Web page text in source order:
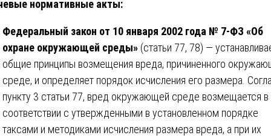
нормативные акты:
Федеральный закон от 10 января 2002 года № 7-ФЗ «Об
охране окружающей среды» (статьи 77, 78) —
общие принципы возмещения вреда, причиненного
среде, и определяет порядок исчисления его размера.
пункту 3 статьи 77, вред окружающей среде возмещается в
соответствии с утвержденными в установленном порядке
таксами и методиками исчисления размера вреда, а при их